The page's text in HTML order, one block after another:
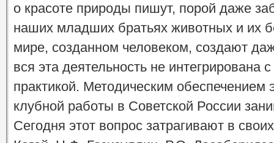
о красоте природы пишут, порой даже
наших младших братьях животных и их
мире, созданном человеком, создают
вся эта деятельность не интегрирована
практикой. Методическим обеспечением
клубной работы в Советской России
Сегодня этот вопрос затрагивают в